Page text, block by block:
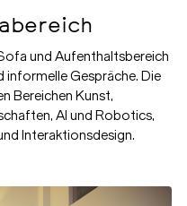
und Aufenthaltsbereich
informelle Gespräche. Die
Bereichen Kunst,
AI und Robotics,
Interaktionsdesign.